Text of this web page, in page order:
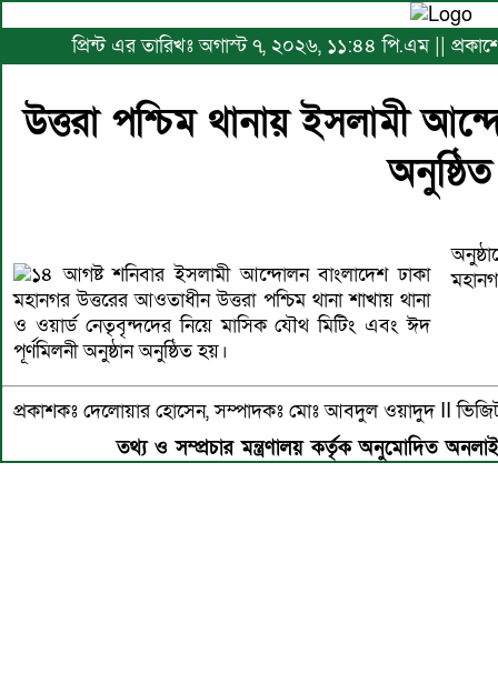
প্রিন্ট এর তারিখঃ অগাস্ট ৭, ২০২৬, ১১:৪৪ পি.এম ||
উত্তরা পশ্চিম থানায় ইসলামী
অনুষ্ঠিত
১৪ আগষ্ট শনিবার ইসলামী আন্দোলন বাংলাদেশ ঢাকা
মহানগর উত্তরের আওতাধীন উত্তরা পশ্চিম থানা শাখায় থানা
ও ওয়ার্ড নেতৃবৃন্দদের নিয়ে মাসিক যৌথ মিটিং এবং ঈদ
পূর্ণমিলনী অনুষ্ঠান অনুষ্ঠিত হয়।
প্রকাশকঃ দেলোয়ার হোসেন, সম্পাদকঃ মোঃ আবদুল ওয়াদুদ II
তথ্য ও সম্প্রচার মন্ত্রণালয় কর্তৃক অনুমোদিত